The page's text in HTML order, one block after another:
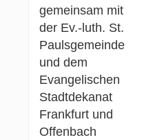
gemeinsam mit
der Ev.-luth. St.
Paulsgemeinde
und dem
Evangelischen
Stadtdekanat
Frankfurt und
Offenbach